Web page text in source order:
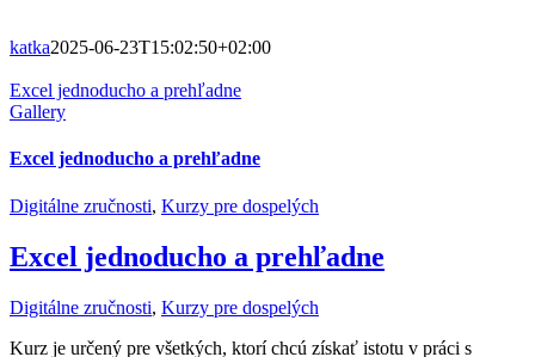
katka2025-06-23T15:02:50+02:00
Excel jednoducho a prehľadne
Gallery
Excel jednoducho a prehľadne
Digitálne zručnosti, Kurzy pre dospelých
Excel jednoducho a prehľadne
Digitálne zručnosti, Kurzy pre dospelých
Kurz je určený pre všetkých, ktorí chcú získať istotu v práci s